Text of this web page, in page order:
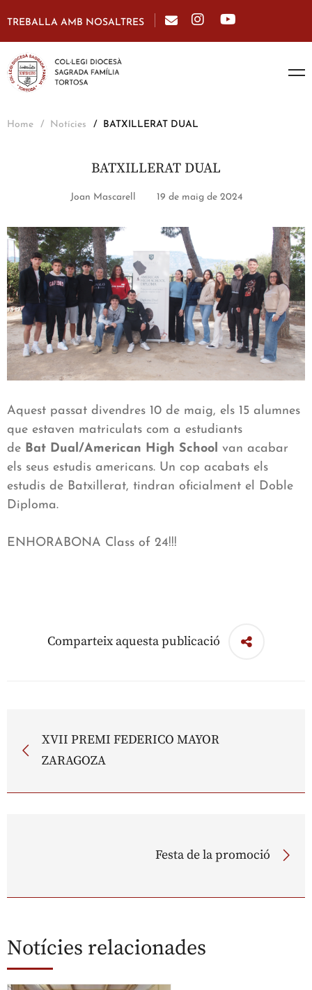
TREBALLA AMB NOSALTRES
Home Notícies BATXILLERAT DUAL
BATXILLERAT DUAL
Joan Mascarell 19 de maig de 2024
Aquest passat divendres 10 de maig, els 15 alumnes
que estaven matriculats com a estudiants
de Bat Dual/American High School van acabar
els seus estudis americans. Un cop acabats els
estudis de Batxillerat, tindran oficialment el Doble
Diploma.
ENHORABONA Class of 24!!!
Comparteix aquesta publicació
XVII PREMI FEDERICO MAYOR
ZARAGOZA
Festa de la promoció
Notícies relacionades